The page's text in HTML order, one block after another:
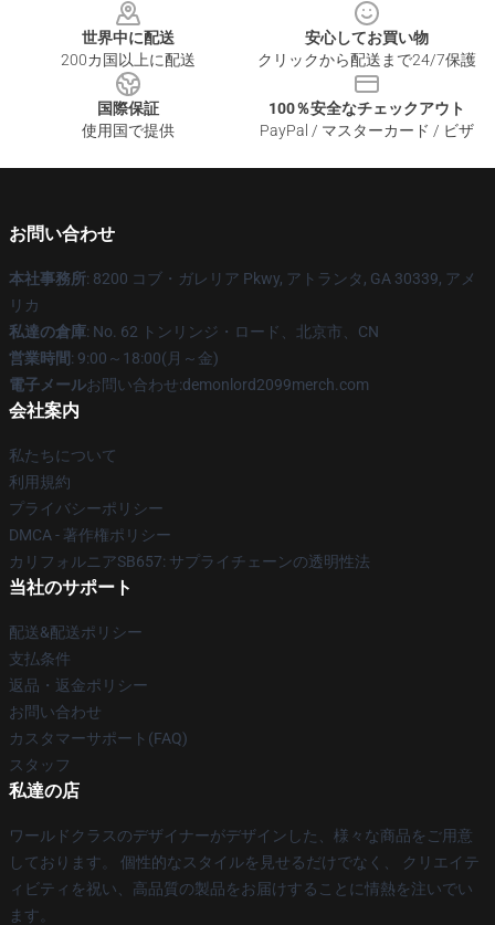
世界中に配送
200カ国以上に配送
安心してお買い物
クリックから配送まで24/7保護
国際保証
使用国で提供
100％安全なチェックアウト
PayPal / マスターカード / ビザ
お問い合わせ
本社事務所: 8200 コブ・ガレリア Pkwy, アトランタ, GA 30339, アメ
リカ
私達の倉庫: No. 62 トンリンジ・ロード、北京市、CN
営業時間: 9:00～18:00(月～金)
電子メールお問い合わせ:demonlord2099merch.com
会社案内
私たちについて
利用規約
プライバシーポリシー
DMCA - 著作権ポリシー
カリフォルニアSB657: サプライチェーンの透明性法
当社のサポート
配送&配送ポリシー
支払条件
返品・返金ポリシー
お問い合わせ
カスタマーサポート(FAQ)
スタッフ
私達の店
ワールドクラスのデザイナーがデザインした、様々な商品をご用意
しております。 個性的なスタイルを見せるだけでなく、 クリエイテ
ィビティを祝い、高品質の製品をお届けすることに情熱を注いでい
ます。